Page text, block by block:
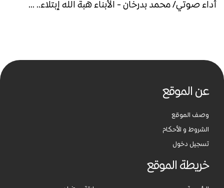
أداء صوتي/ محمد بدرخان - الأبناء هبة الله إبتلاء.. ...
عن الموقع
وصف الموقع
الشروط و الأحكام
تسجيل دخول
خريطة الموقع